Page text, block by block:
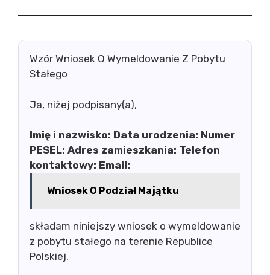
Wzór Wniosek O Wymeldowanie Z Pobytu
Stałego
Ja, niżej podpisany(a),
Imię i nazwisko: Data urodzenia: Numer
PESEL: Adres zamieszkania: Telefon
kontaktowy: Email:
Wniosek O Podział Majątku
składam niniejszy wniosek o wymeldowanie
z pobytu stałego na terenie Republice
Polskiej.